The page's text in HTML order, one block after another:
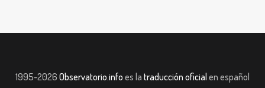
1995-2026 Observatorio.info es la traducción oficial en español